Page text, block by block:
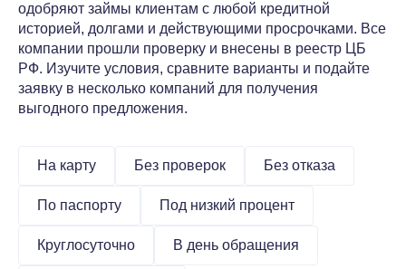
одобряют займы клиентам с любой кредитной
историей, долгами и действующими просрочками. Все
компании прошли проверку и внесены в реестр ЦБ
РФ. Изучите условия, сравните варианты и подайте
заявку в несколько компаний для получения
выгодного предложения.
На карту Без проверок Без отказа
По паспорту Под низкий процент
Круглосуточно В день обращения